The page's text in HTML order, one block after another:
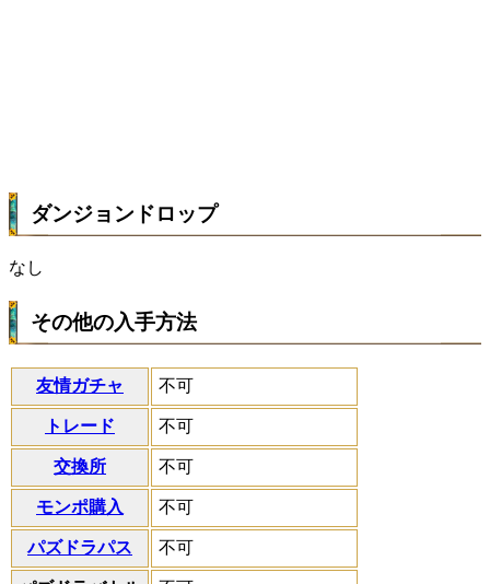
ダンジョンドロップ
なし
その他の入手方法
友情ガチャ 不可
トレード 不可
交換所 不可
モンポ購入 不可
パズドラパス 不可